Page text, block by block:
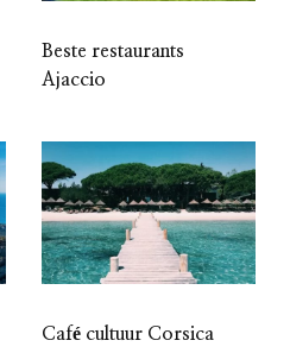
Beste restaurants
Ajaccio
Café cultuur Corsica